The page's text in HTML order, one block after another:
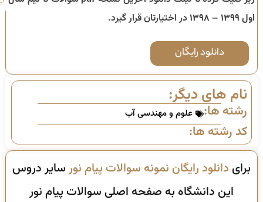
اول ۱۳۹۹ – ۱۳۹۸
در اختیارتان قرار گیرد.
دانلود رایگان
نام های دیگر:
رشته ها: علوم و مهندسی آب
کد رشته ها:
برای دانلود رایگان نمونه سوالات پیام نورسایر دروس
این دانشگاه به صفحه اصلی سوالات پیام نور